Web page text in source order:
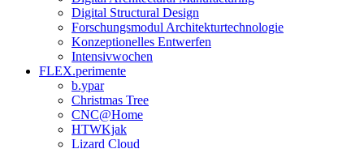
Digital Structural Design
Forschungsmodul Architekturtechnologie
Konzeptionelles Entwerfen
Intensivwochen
FLEX.perimente
b.ypar
Christmas Tree
CNC@Home
HTWKjak
Lizard Cloud